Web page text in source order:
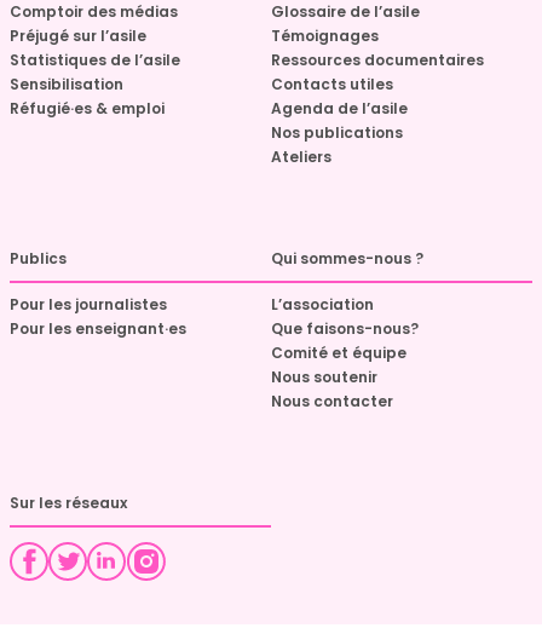
Comptoir des médias
Préjugé sur l’asile
Statistiques de l’asile
Sensibilisation
Réfugié·es & emploi
Glossaire de l’asile
Témoignages
Ressources documentaires
Contacts utiles
Agenda de l’asile
Nos publications
Ateliers
Publics
Pour les journalistes
Pour les enseignant·es
Qui sommes-nous ?
L’association
Que faisons-nous?
Comité et équipe
Nous soutenir
Nous contacter
Sur les réseaux